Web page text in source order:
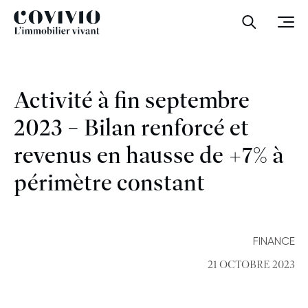
Covivio Ouvrir la
Activité à fin septembre
2023 – Bilan renforcé et
revenus en hausse de +7% à
périmètre constant
FINANCE
21 OCTOBRE 2023